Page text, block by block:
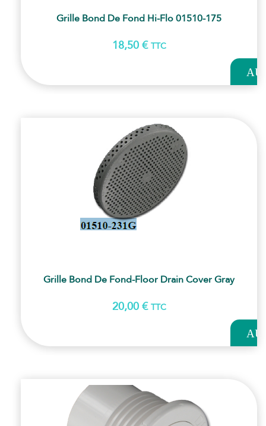
Grille Bond De Fond Hi-Flo 01510-175
18,50 € TTC
AU
Grille Bond De Fond-Floor Drain Cover Gray
20,00 € TTC
AU